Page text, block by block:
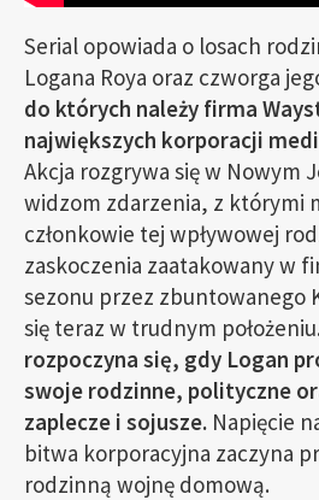
Serial opowiada o losach
Logana Roya oraz czworga
do których należy firma
największych korporacji
Akcja rozgrywa się w Nowym
widzom zdarzenia, z którymi
członkowie tej wpływowej
zaskoczenia zaatakowany w
sezonu przez zbuntowanego
się teraz w trudnym położeniu.
rozpoczyna się, gdy Logan
swoje rodzinne, polityczne
zaplecze i sojusze. Napięcie
bitwa korporacyjna zaczyna
rodzinną wojnę domową.